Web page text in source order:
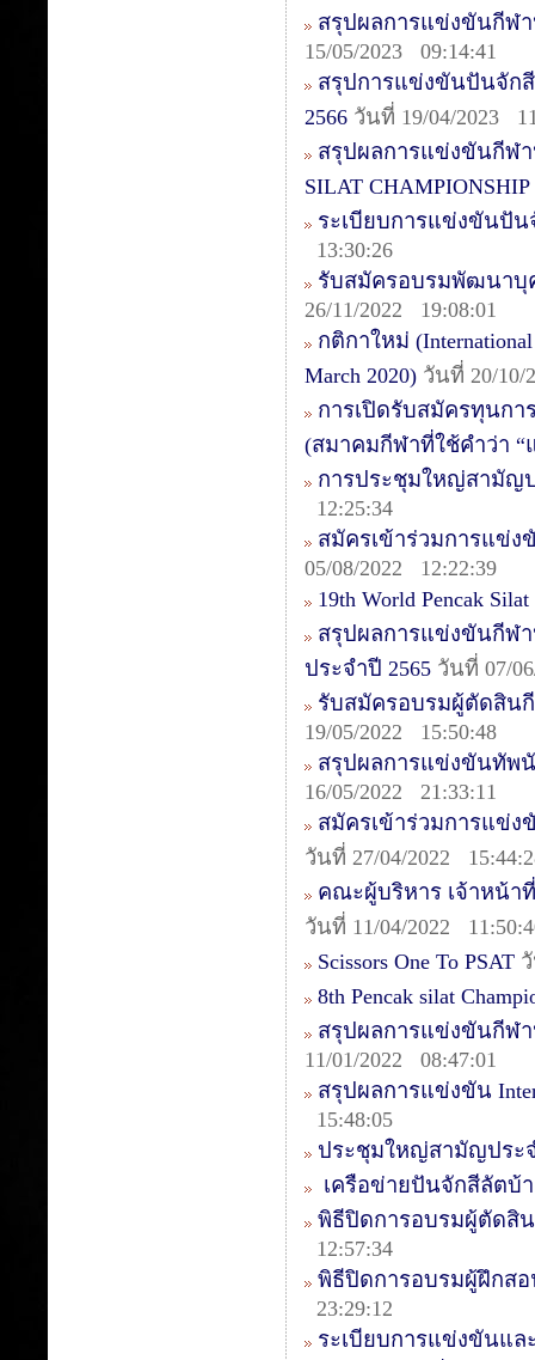
สรุปผลการแข่งขันกีฬา
15/05/2023 09:14:41
สรุปการแข่งขันปันจัก
2566 วันที่ 19/04/2023
สรุปผลการแข่งขันกีฬา
SILAT CHAMPIONSHIP
ระเบียบการแข่งขันปัน
13:30:26
รับสมัครอบรมพัฒนาบุ
26/11/2022 19:08:01
กติกาใหม่ (International
March 2020) วันที่ 20/10/
การเปิดรับสมัครทุนกา
(สมาคมกีฬาที่ใช้คำว่า “
การประชุมใหญ่สามัญป
12:25:34
สมัครเข้าร่วมการแข่ง
05/08/2022 12:22:39
19th World Pencak
สรุปผลการแข่งขันกีฬ
ประจำปี 2565 วันที่ 07/
รับสมัครอบรมผู้ตัดสินกี
19/05/2022 15:50:48
สรุปผลการแข่งขันทัพ
16/05/2022 21:33:11
สมัครเข้าร่วมการแข่ง
วันที่ 27/04/2022
คณะผู้บริหาร เจ้าหน้า
วันที่ 11/04/2022
Scissors One To PSAT
8th Pencak silat
สรุปผลการแข่งขันกีฬ
11/01/2022 08:47:01
สรุปผลการแข่งขัน
15:48:05
ประชุมใหญ่สามัญประจ
เครือข่ายปันจักสีลัตบ้
พิธีปิดการอบรมผู้ตัดสิ
12:57:34
พิธีปิดการอบรมผู้ฝึกส
23:29:12
ระเบียบการแข่งขันแ